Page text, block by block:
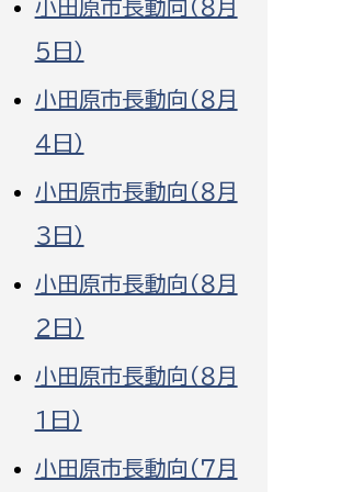
消防課
警防第1課
警防第2課
監査事務局
監査事務局
小田原市長動向（８月
５日）
小田原市長動向（８月
４日）
小田原市長動向（８月
３日）
小田原市長動向（８月
２日）
小田原市長動向（８月
１日）
小田原市長動向（７月